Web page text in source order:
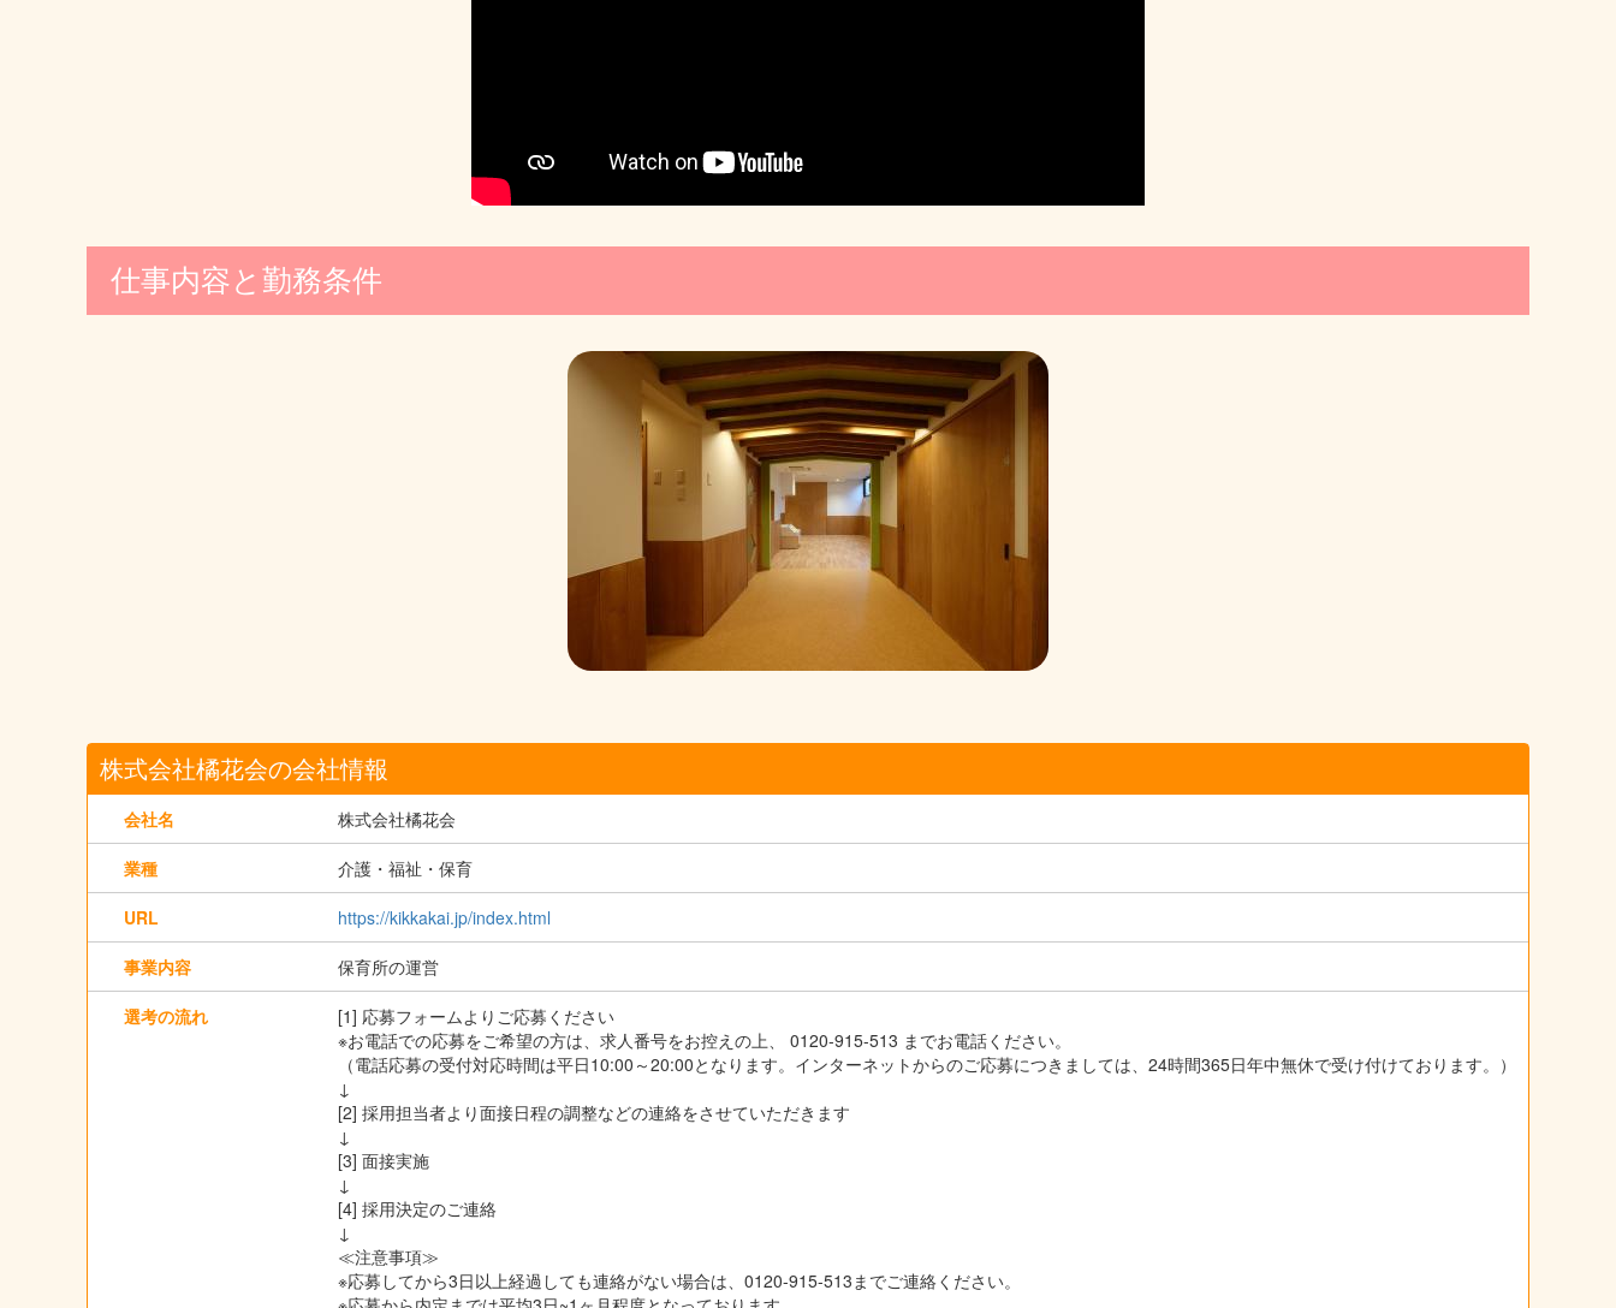
仕事内容と勤務条件
株式会社橘花会の会社情報
会社名 株式会社橘花会
業種 介護・福祉・保育
URL https://kikkakai.jp/index.html
事業内容 保育所の運営
選考の流れ
[1] 応募フォームよりご応募ください
※お電話での応募をご希望の方は、求人番号をお控えの上、 0120-915-513 までお電話ください。
（電話応募の受付対応時間は平日10:00～20:00となります。インターネットからのご応募につきましては、24時間365日年中無休で受け付けております。）
↓
[2] 採用担当者より面接日程の調整などの連絡をさせていただきます
↓
[3] 面接実施
↓
[4] 採用決定のご連絡
↓
≪注意事項≫
※応募してから3日以上経過しても連絡がない場合は、0120-915-513までご連絡ください。